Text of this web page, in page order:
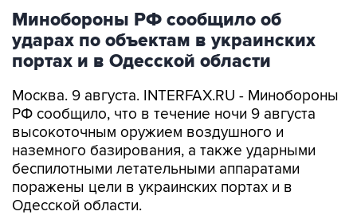
Минобороны РФ сообщило об
ударах по объектам в украинских
портах и в Одесской области
Москва. 9 августа. INTERFAX.RU - Минобороны
РФ сообщило, что в течение ночи 9 августа
высокоточным оружием воздушного и
наземного базирования, а также ударными
беспилотными летательными аппаратами
поражены цели в украинских портах и в
Одесской области.